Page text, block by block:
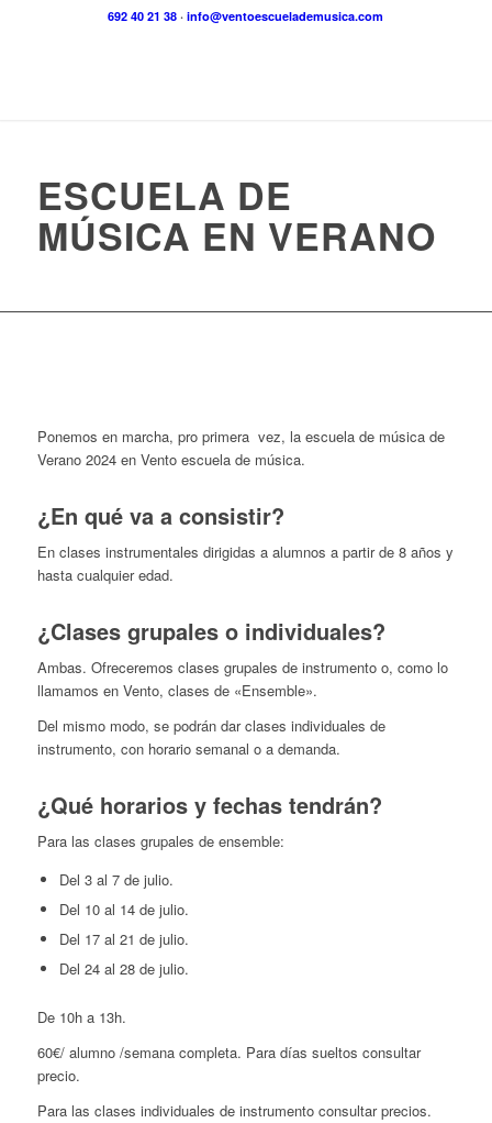
692 40 21 38 ·info@ventoescuelademusica.com
ESCUELA DE
MÚSICA EN VERANO
Ponemos en marcha, pro primera vez, la escuela de música de
Verano 2024 en Vento escuela de música.
¿En qué va a consistir?
En clases instrumentales dirigidas a alumnos a partir de 8 años y
hasta cualquier edad.
¿Clases grupales o individuales?
Ambas. Ofreceremos clases grupales de instrumento o, como lo
llamamos en Vento, clases de «Ensemble».
Del mismo modo, se podrán dar clases individuales de
instrumento, con horario semanal o a demanda.
¿Qué horarios y fechas tendrán?
Para las clases grupales de ensemble:
Del 3 al 7 de julio.
Del 10 al 14 de julio.
Del 17 al 21 de julio.
Del 24 al 28 de julio.
De 10h a 13h.
60€/ alumno /semana completa. Para días sueltos consultar
precio.
Para las clases individuales de instrumento consultar precios.